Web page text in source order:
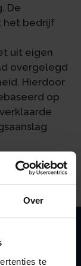
Over
te
De
het bedrijf
uit eigen
overgelegd
Hierdoor
op
|
2024